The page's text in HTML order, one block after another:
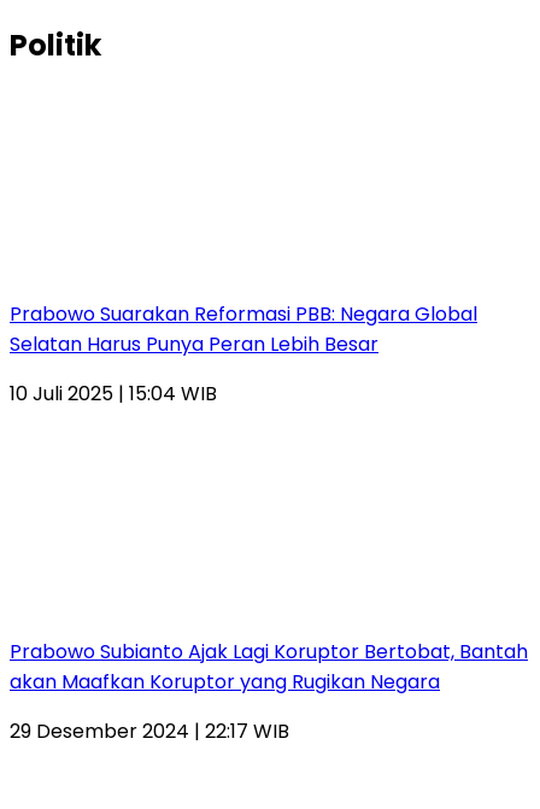
Politik
Prabowo Suarakan Reformasi PBB: Negara Global
Selatan Harus Punya Peran Lebih Besar
10 Juli 2025 | 15:04 WIB
Prabowo Subianto Ajak Lagi Koruptor Bertobat, Bantah
akan Maafkan Koruptor yang Rugikan Negara
29 Desember 2024 | 22:17 WIB